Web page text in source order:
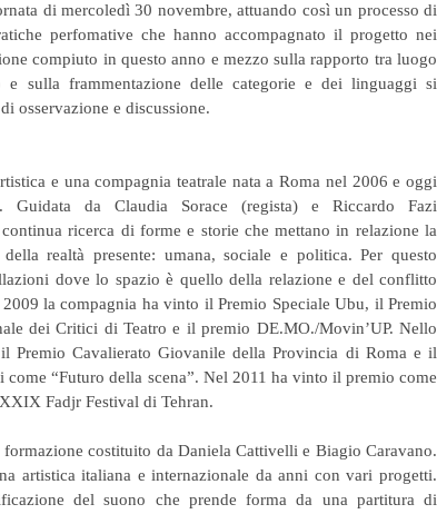
di mercoledì 30 novembre, attuando così un processo di
perfomative che hanno accompagnato il progetto nei
compiuto in questo anno e mezzo sulla rapporto tra luogo
sulla frammentazione delle categorie e dei linguaggi si
osservazione e discussione.
e una compagnia teatrale nata a Roma nel 2006 e oggi
da Claudia Sorace (regista) e Riccardo Fazi
ricerca di forme e storie che mettano in relazione la
realtà presente: umana, sociale e politica. Per questo
dove lo spazio è quello della relazione e del conflitto
la compagnia ha vinto il Premio Speciale Ubu, il Premio
dei Critici di Teatro e il premio DE.MO./Movin’UP. Nello
Premio Cavalierato Giovanile della Provincia di Roma e il
“Futuro della scena”. Nel 2011 ha vinto il premio come
Fadjr Festival di Tehran.
costituito da Daniela Cattivelli e Biagio Caravano.
artistica italiana e internazionale da anni con vari progetti.
del suono che prende forma da una partitura di